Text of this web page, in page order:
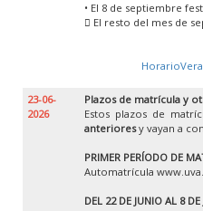
• El 8 de septiembre
 El resto del mes de
23-06-
2026
Plazos de matrícula y
Estos plazos de
anterioresy vayan a
PRIMER PERÍODO DE
Automatrícula
DEL 22 DE JUNIO AL 8